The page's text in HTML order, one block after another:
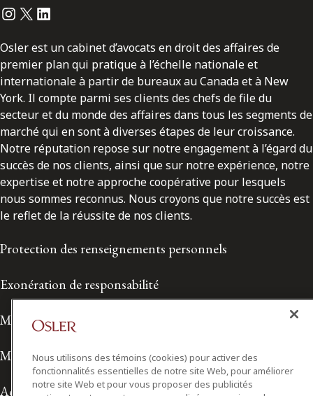
Instagram
Twitter
LinkedIn
Osler est un cabinet d’avocats en droit des affaires de
premier plan qui pratique à l’échelle nationale et
internationale à partir de bureaux au Canada et à New
York. Il compte parmi ses clients des chefs de file du
secteur et du monde des affaires dans tous les segments de
marché qui en sont à diverses étapes de leur croissance.
Notre réputation repose sur notre engagement à l’égard du
succès de nos clients, ainsi que sur notre expérience, notre
expertise et notre approche coopérative pour lesquels
nous sommes reconnus. Nous croyons que notre succès est
le reflet de la réussite de nos clients.
Protection des renseignements personnels
Exonération de responsabilité
Modalités de prestation de services
Modalités d'utilisation
Accessibilité
Nous utilisons des témoins (cookies) pour activer des
fonctionnalités essentielles de notre site Web, pour améliorer
notre site Web et pour vous proposer des publicités